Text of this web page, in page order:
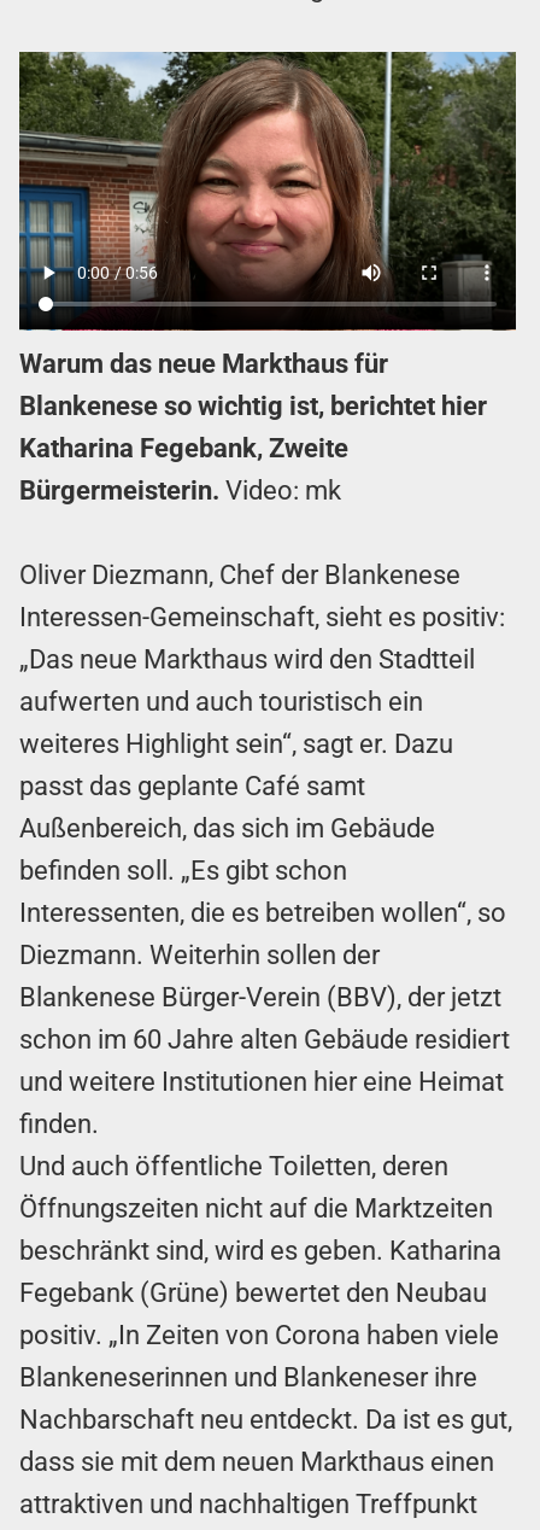
Warum das neue Markthaus für
Blankenese so wichtig ist, berichtet hier
Katharina Fegebank, Zweite
Bürgermeisterin. Video: mk
Oliver Diezmann, Chef der Blankenese
Interessen-Gemeinschaft, sieht es positiv:
„Das neue Markthaus wird den Stadtteil
aufwerten und auch touristisch ein
weiteres Highlight sein“, sagt er. Dazu
passt das geplante Café samt
Außenbereich, das sich im Gebäude
befinden soll. „Es gibt schon
Interessenten, die es betreiben wollen“, so
Diezmann. Weiterhin sollen der
Blankenese Bürger-Verein (BBV), der jetzt
schon im 60 Jahre alten Gebäude residiert
und weitere Institutionen hier eine Heimat
finden.
Und auch öffentliche Toiletten, deren
Öffnungszeiten nicht auf die Marktzeiten
beschränkt sind, wird es geben. Katharina
Fegebank (Grüne) bewertet den Neubau
positiv. „In Zeiten von Corona haben viele
Blankeneserinnen und Blankeneser ihre
Nachbarschaft neu entdeckt. Da ist es gut,
dass sie mit dem neuen Markthaus einen
attraktiven und nachhaltigen Treffpunkt